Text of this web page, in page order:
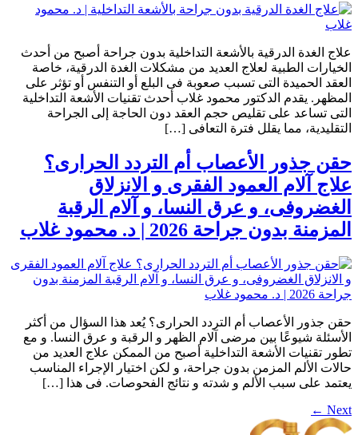
علاج الغدة الدرقية بالأشعة التداخلية بدون جراحة أصبح من أحدث
الخيارات الطبية لعلاج العديد من مشكلات الغدة الدرقية، خاصة
العقد الحميدة التى تسبب صعوبة فى البلع أو التنفس أو تؤثر على
المظهر. يقدم الدكتور محمود غلاب أحدث تقنيات الأشعة التداخلية
التى تساعد على تقليص حجم العقد دون الحاجة إلى الجراحة
التقليدية، مما يقلل فترة التعافى […]
حقن جذور الأعصاب أم التردد الحرارى؟
علاج آلام العمود الفقرى و الانزلاق
الغضروفى، و عرق النسا، و آلام الرقبة
المزمنة بدون جراحة 2026 | د. محمود غلاب
حقن جذور الأعصاب أم التردد الحرارى؟ يُعد هذا السؤال من أكثر
الأسئلة شيوعًا بين مرضى آلام الظهر و الرقبة و عرق النسا. و مع
تطور تقنيات الأشعة التداخلية أصبح من الممكن علاج العديد من
حالات الألم المزمن بدون جراحة، و لكن اختيار الإجراء المناسب
يعتمد على سبب الألم و شدته و نتائج الفحوصات. فى هذا […]
Next
←